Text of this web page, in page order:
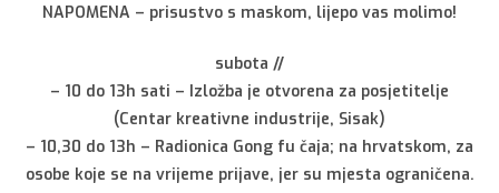
NAPOMENA – prisustvo s maskom, lijepo vas molimo!
subota //
– 10 do 13h sati – Izložba je otvorena za posjetitelje
(Centar kreativne industrije, Sisak)
– 10,30 do 13h – Radionica Gong fu čaja; na hrvatskom, za
osobe koje se na vrijeme prijave, jer su mjesta ograničena.